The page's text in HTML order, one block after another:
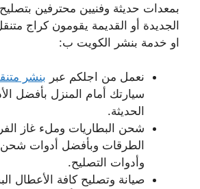
بمعدات حديثة وفنيين محترفين
الجديدة أو القديمة يقومون كراج
او خدمة بنشر الكويت ب:
نعمل من اجلكم عبر بنشر
سيارتك أمام المنزل بأفضل
الحديثة.
شحن البطاريات وملء غاز
الطرقات وبأفضل أدوات شحن
وأدوات التصليح.
صيانة وتصليح كافة الأعطال